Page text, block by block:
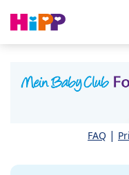
FAQ |